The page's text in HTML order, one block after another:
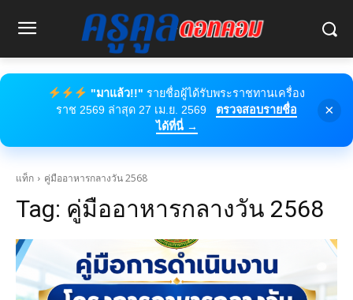
"มาแล้ว!!" รายชื่อผู้ได้รับพระราชทานเครื่อง
ราช 2569 ล่าสุด 27 เม.ย. 2569
ตรวจสอบรายชื่อ
ได้ที่นี่ →
×
แท็ก คู่มืออาหารกลางวัน 2568
Tag: คู่มืออาหารกลางวัน 2568